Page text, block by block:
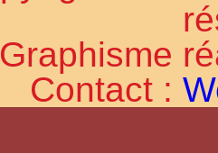
Graphisme
Contact :